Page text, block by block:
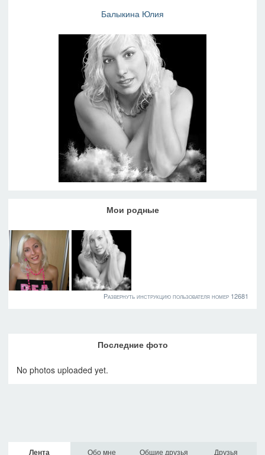
Балыкина Юлия
Мои родные
Развернуть инструкцию пользователя номер 12681
Последние фото
No photos uploaded yet.
Лента Обо мне Общие друзья Друзья